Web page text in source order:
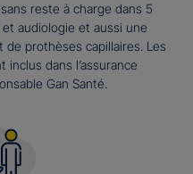
reste à charge dans 5
audiologie et aussi une
prothèses capillaires. Les
inclus dans l’assurance
Gan Santé.